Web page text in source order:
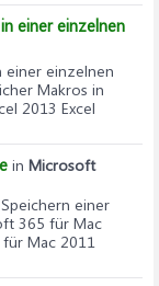
einer einzelnen
einer einzelnen
Makros in
2013 Excel
in Microsoft
einer
365 für Mac
für Mac 2011